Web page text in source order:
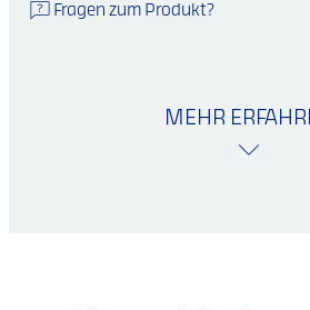
Fragen zum Produkt?
MEHR